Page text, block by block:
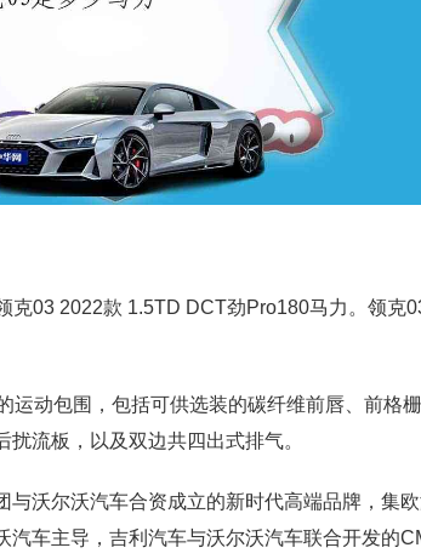
克03 2022款 1.5TD DCT劲Pro180马力。领克
运动包围，包括可供选装的碳纤维前唇、前格
流板，以及双边共四出式排气。
沃尔沃汽车合资成立的新时代高端品牌，集欧
车主导，吉利汽车与沃尔沃汽车联合开发的